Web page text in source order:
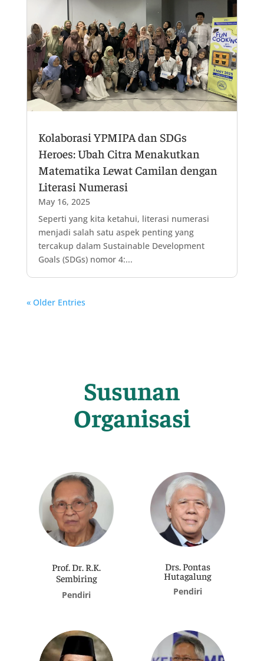
Kolaborasi YPMIPA dan SDGs
Heroes: Ubah Citra Menakutkan
Matematika Lewat Camilan dengan
Literasi Numerasi
May 16, 2025
Seperti yang kita ketahui, literasi numerasi
menjadi salah satu aspek penting yang
tercakup dalam Sustainable Development
Goals (SDGs) nomor 4:...
« Older Entries
Susunan
Organisasi
Prof. Dr. R.K.
Sembiring
Pendiri
Drs. Pontas
Hutagalung
Pendiri